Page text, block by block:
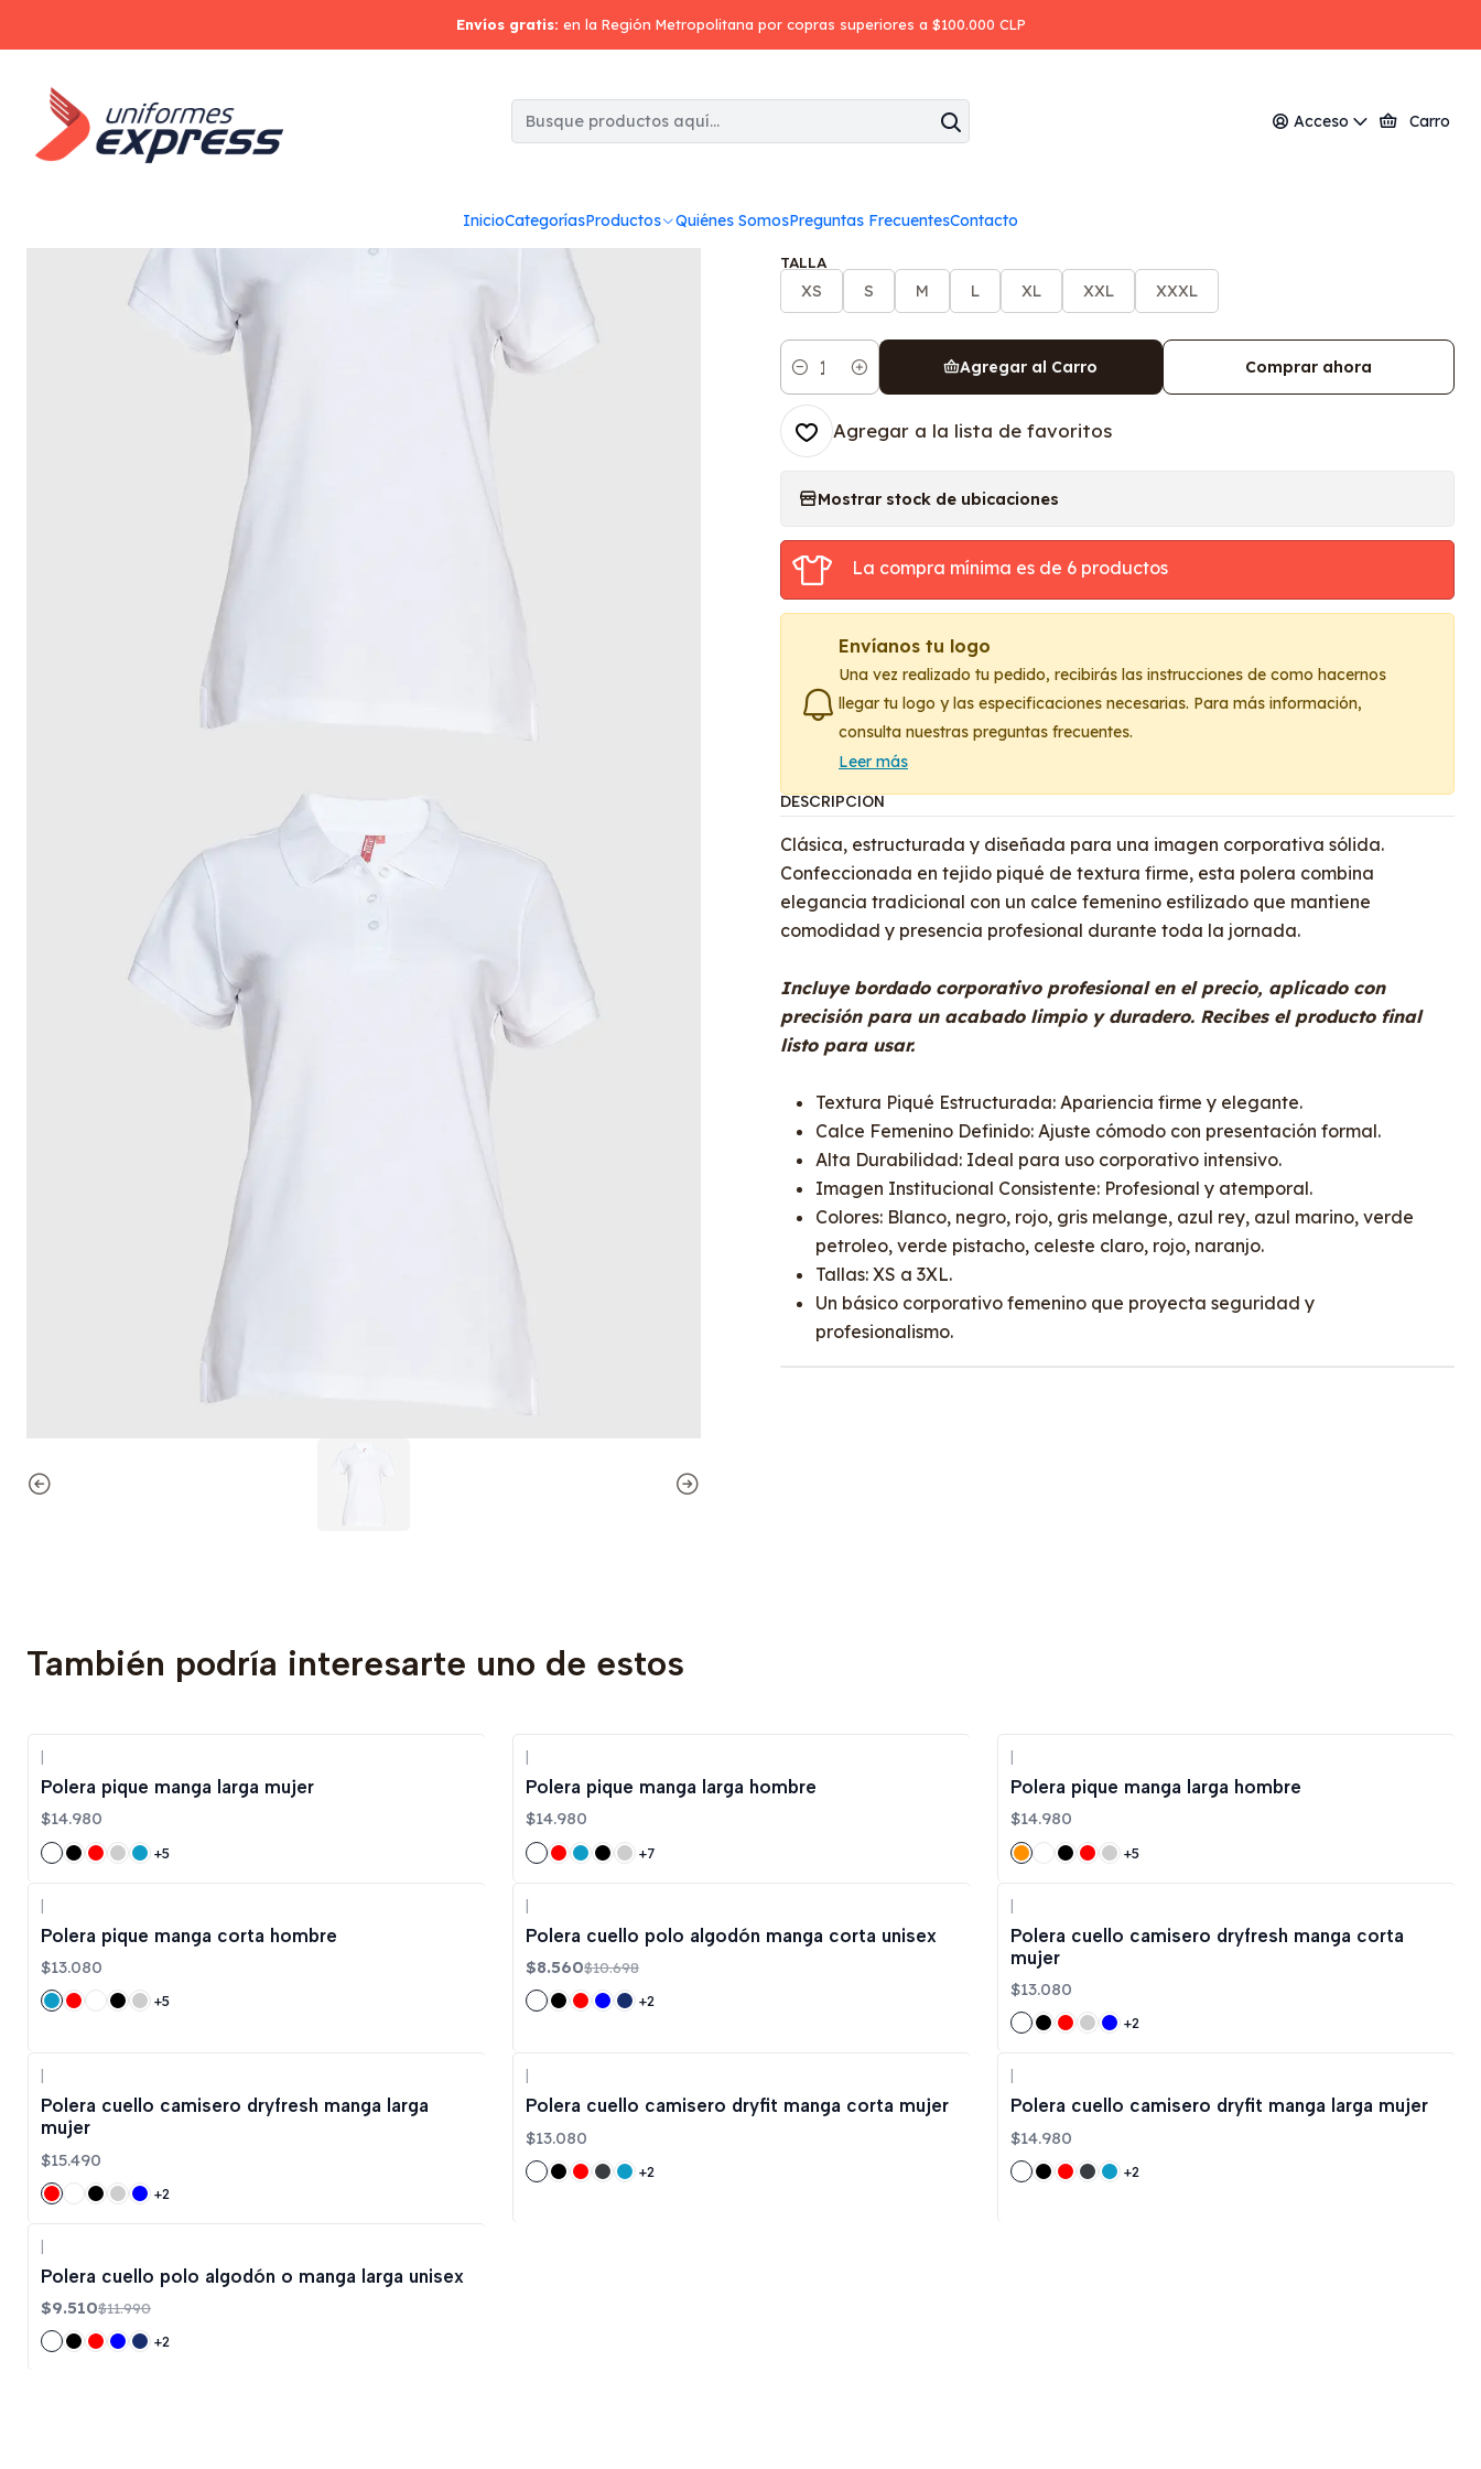
Acceso Carro
InicioCategoríasProductos Quiénes SomosPreguntas FrecuentesContacto
Envíos gratis: en la Región Metropolitana por copras superiores a $100.000 CLP
Inicio Poleras Polera pique manga corta mujer
|
Polera pique manga corta mujer
TALLA
XS S M L XL XXL XXXL
Cantidad
Agregar al Carro Comprar ahora
Agregar a la lista de favoritos
Mostrar stock de ubicaciones
La compra mínima es de 6 productos
Envíanos tu logo
Una vez realizado tu pedido, recibirás las instrucciones de como hacernos
llegar tu logo y las especificaciones necesarias. Para más información,
consulta nuestras preguntas frecuentes.
Leer más
DESCRIPCIÓN
Clásica, estructurada y diseñada para una imagen corporativa sólida.
Confeccionada en tejido piqué de textura firme, esta polera combina
elegancia tradicional con un calce femenino estilizado que mantiene
comodidad y presencia profesional durante toda la jornada.
Incluye bordado corporativo profesional en el precio, aplicado con
precisión para un acabado limpio y duradero. Recibes el producto final
listo para usar.
Textura Piqué Estructurada: Apariencia firme y elegante.
Calce Femenino Definido: Ajuste cómodo con presentación formal.
Alta Durabilidad: Ideal para uso corporativo intensivo.
Imagen Institucional Consistente: Profesional y atemporal.
Colores: Blanco, negro, rojo, gris melange, azul rey, azul marino, verde
petroleo, verde pistacho, celeste claro, rojo, naranjo.
Tallas: XS a 3XL.
Un básico corporativo femenino que proyecta seguridad y
profesionalismo.
También podría interesarte uno de estos
Polera pique manga larga mujer
$14.980
+5
Polera pique manga larga hombre
$14.980
+7
Polera pique manga larga hombre
$14.980
+5
|
Polera pique manga corta hombre
$13.080
+5
|
Polera cuello polo algodón manga corta unisex
$8.560$10.698
+2
|
Polera cuello camisero dryfresh manga corta
mujer
$13.080
+2
Polera cuello camisero dryfresh manga larga
mujer
$15.490
+2
Polera cuello camisero dryfit manga corta mujer
$13.080
+2
Polera cuello camisero dryfit manga larga mujer
$14.980
+2
|
Polera cuello polo algodón o manga larga unisex
$9.510$11.990
+2